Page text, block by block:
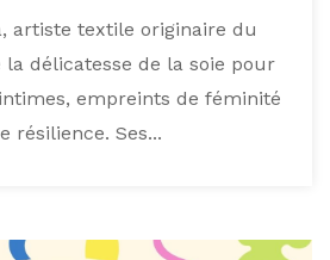
artiste textile originaire du
délicatesse de la soie pour
empreints de féminité
résilience. Ses...